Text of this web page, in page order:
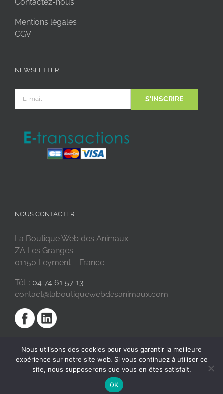
Contactez-nous
Mentions légales
CGV
NEWSLETTER
NOUS CONTACTER
La Boutique Web des Animaux
ZA Les Granges
01150 Leyment – France
Tél. : 04 74 61 57 13
contact@laboutiquewebdesanimaux.com
2018 © La Boutique Web des Animaux | Réalisé par
Nous utilisons des cookies pour vous garantir la meilleure
expérience sur notre site web. Si vous continuez à utiliser ce
site, nous supposerons que vous en êtes satisfait.
OK